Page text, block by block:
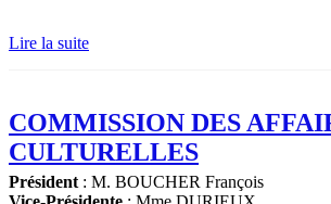
Lire la suite
COMMISSION DES
CULTURELLES
Président : M. BOUCHER François